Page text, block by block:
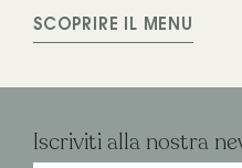
SCOPRIRE IL MENU
Iscriviti alla nostra